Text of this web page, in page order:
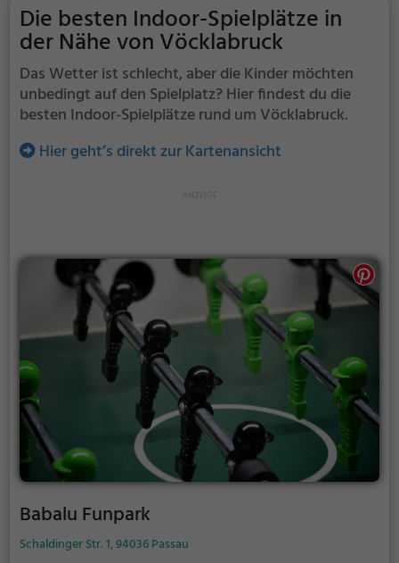
Die besten Indoor-Spielplätze in
der Nähe von Vöcklabruck
Das Wetter ist schlecht, aber die Kinder möchten
unbedingt auf den Spielplatz? Hier findest du die
besten Indoor-Spielplätze rund um Vöcklabruck.
Hier geht’s direkt zur Kartenansicht
Babalu Funpark
Schaldinger Str. 1, 94036 Passau